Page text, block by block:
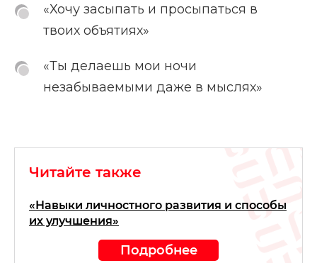
«Хочу засыпать и просыпаться в
твоих объятиях»
«Ты делаешь мои ночи
незабываемыми даже в мыслях»
Читайте также
«Навыки личностного развития и способы
их улучшения»
Подробнее